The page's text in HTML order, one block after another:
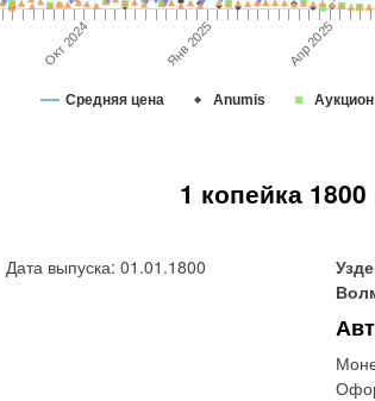
Средняя цена Anumis
Окт 2024 Янв 2025 Апр 2025
1 копейка
Дата выпуска: 01.01.1800